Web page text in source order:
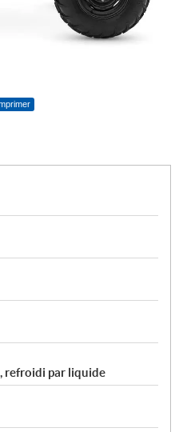
refroidi par liquide